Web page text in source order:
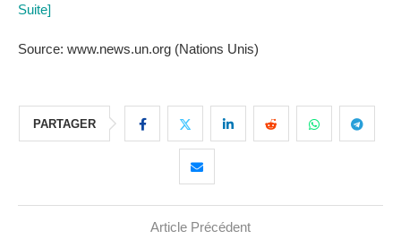
Suite]
Source: www.news.un.org (Nations Unis)
PARTAGER
Article Précédent